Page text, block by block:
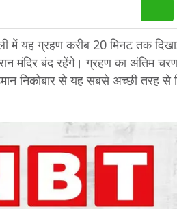
में यह ग्रहण करीब 20 मिनट तक
मंदिर बंद रहेंगे। ग्रहण का अंतिम
निकोबार से यह सबसे अच्छी तरह से